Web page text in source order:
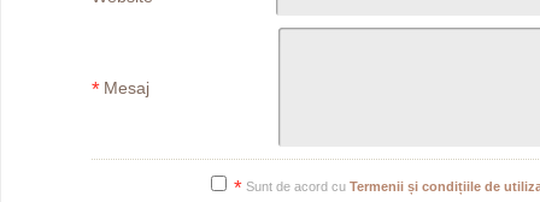
* Mesaj
* Sunt de acord cu Termenii și condițiile de